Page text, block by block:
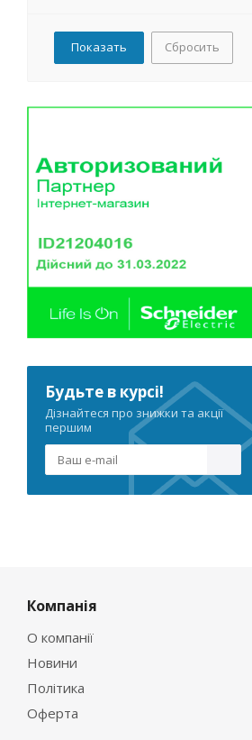
Сбросить
Будьте в курсі!
Дізнайтеся про знижки та акції
першим
Компанія
О компанії
Новини
Політика
Оферта